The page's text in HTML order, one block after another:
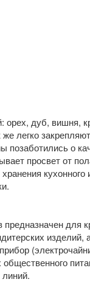
орех, дуб, вишня,
легко
о
просвет от
кухонного
для
изделий,
линий.